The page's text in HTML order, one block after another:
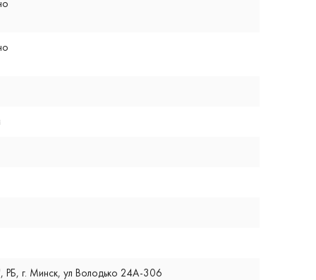
РБ, г. Минск, ул Володько 24А-306